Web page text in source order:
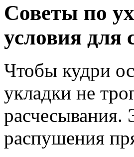
Советы по
условия для
Чтобы кудри
укладки не
расчесывания.
распушения